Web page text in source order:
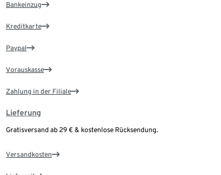
Bankeinzug
Kreditkarte
Paypal
Vorauskasse
Zahlung in der Filiale
Lieferung
Gratisversand ab 29 € & kostenlose Rücksendung.
Versandkosten